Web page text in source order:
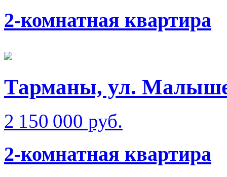
2-комнатная квартира
Тарманы, ул.
2 150 000 руб.
2-комнатная квартира